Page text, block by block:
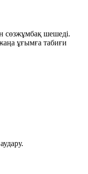
сөзжұмбақ шешеді.
ұғымға табиғи